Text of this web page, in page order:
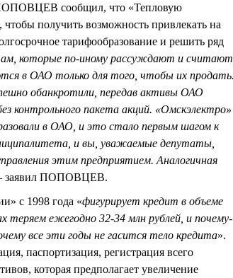
сообщил, что «Тепловую
получить возможность привлекать на
тарифообразование и решить ряд
которые по-иному рассуждают и считают,
в ОАО только для того, чтобы их продать.
обанкротили, передав активы ОАО
контрольного пакета акций. «Омскэлектро»
в ОАО, и это стало первым шагом к
и вы, уважаемые депутаты,
этим предприятием. Аналогичная
заявил ПОПОВЦЕВ.
с 1998 года «фигурирует кредит в объеме
теряем ежегодно 32-34 млн рублей, и почему-
все эти годы не гасится тело кредита».
паспортизация, регистрация всего
которая предполагает увеличение